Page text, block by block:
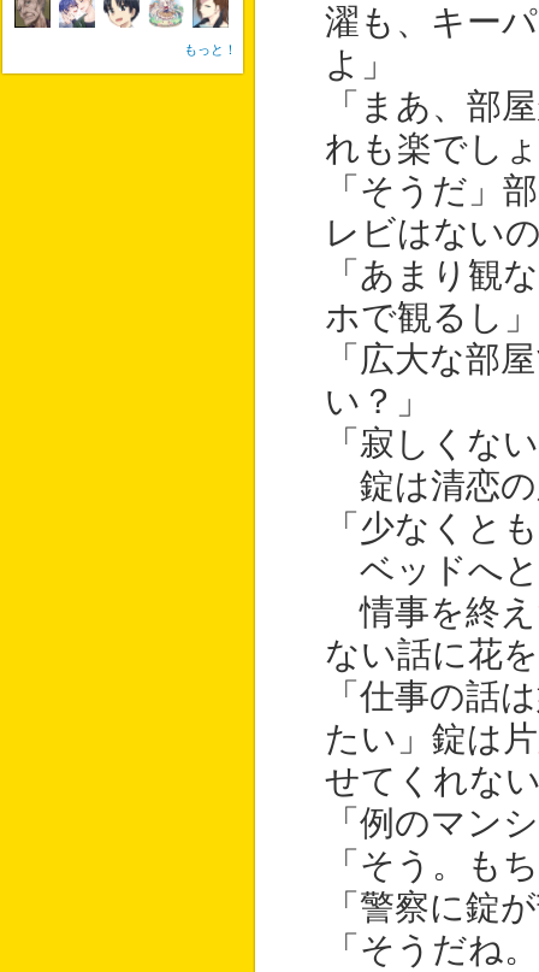
濯も、キー
よ」
「まあ、部
れも楽でし
「そうだ」
レビはない
「あまり観
ホで観るし」
「広大な部
い？」
「寂しくな
錠は清恋の
「少なくと
ベッドへ
情事を終え
ない話に花
「仕事の話
たい」錠は
せてくれな
「例のマン
「そう。も
「警察に錠
「そうだね
もっと！